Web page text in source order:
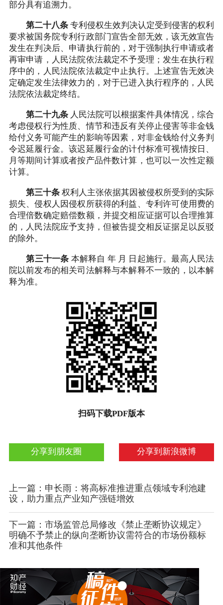
部分具有追溯力。
第二十八条专利侵权生效判决认定受到侵害的权利
要求被国务院专利行政部门宣告全部无效，该无效宣告
发生在判决后、申请执行前的，对于强制执行申请或者
再审申请，人民法院依法裁定不予受理；发生在执行程
序中的，人民法院依法裁定中止执行。上述宣告无效决
定确定发生法律效力的，对于已进入执行程序的，人民
法院依法裁定终结。
第二十九条人民法院可以根据案件具体情况，综合
考虑侵权行为性质、情节和违反有关停止侵害等非金钱
给付义务可能产生的影响等因素，对非金钱给付义务判
令迟延履行金。该迟延履行金的计付标准可视情按日、
月等期间计算或者按产品件数计算，也可以一次性定额
计算。
第三十条权利人主张依据其因被侵权所受到的实际
损失、侵权人因侵权所获得的利益、专利许可使用费的
合理倍数确定赔偿数额，并提交相应证据可以合理推算
的，人民法院应予支持，但被告提交相反证据足以反驳
的除外。
第三十一条 本解释自 年 月 日起施行。最高人民法
院以前发布的相关司法解释与本解释不一致的，以本解
释为准。
扫码下载PDF版本
分享到新浪微博
分享到朋友圈
上一篇：申长雨：将高标准推进重点领域专利池建
设，助力重点产业知产强链增效
下一篇：市场监管总局修改《禁止垄断协议规定》
明确不予禁止的纵向垄断协议需符合的市场份额标
准和其他条件